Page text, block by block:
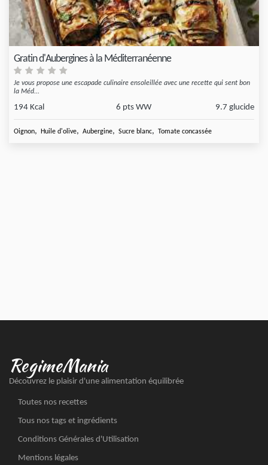
Gratin d'Aubergines à la Méditerranéenne
Je vous propose une escapade culinaire ensoleillée avec une recette qui sent bon
la Méd...
194 Kcal 6 pts WW 9.7 glucide
Oignon, Huile d'olive, Aubergine, Sucre blanc, Tomate concassée
RegimeMania
Découvrez le plaisir d'une alimentation équilibrée
Toutes nos recettes
Tous nos tags et ingrédients
Conditions Générales d'Utilisation
Mentions légales